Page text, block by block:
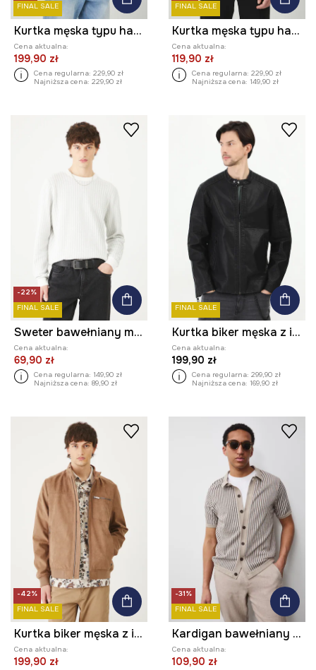
FINAL SALE
Kurtka męska typu harrington gładka kolor szary
Cena aktualna:
199,90 zł
Cena regularna: 229,90 zł
Najniższa cena: 229,90 zł
FINAL SALE
Kurtka męska typu harrington gładka kolor czarny
Cena aktualna:
119,90 zł
Cena regularna: 229,90 zł
Najniższa cena: 149,90 zł
-22%
FINAL SALE
Sweter bawełniany męski z fakturą kolor szary
Cena aktualna:
69,90 zł
Cena regularna: 149,90 zł
Najniższa cena: 89,90 zł
FINAL SALE
Kurtka biker męska z imitacji skóry kolor czarny
Cena aktualna:
199,90 zł
Cena regularna: 299,90 zł
Najniższa cena: 169,90 zł
-42%
FINAL SALE
Kurtka biker męska z imitacji zamszu kolor brązowy
Cena aktualna:
199,90 zł
-31%
FINAL SALE
Kardigan bawełniany męski z fakturą
Cena aktualna:
109,90 zł